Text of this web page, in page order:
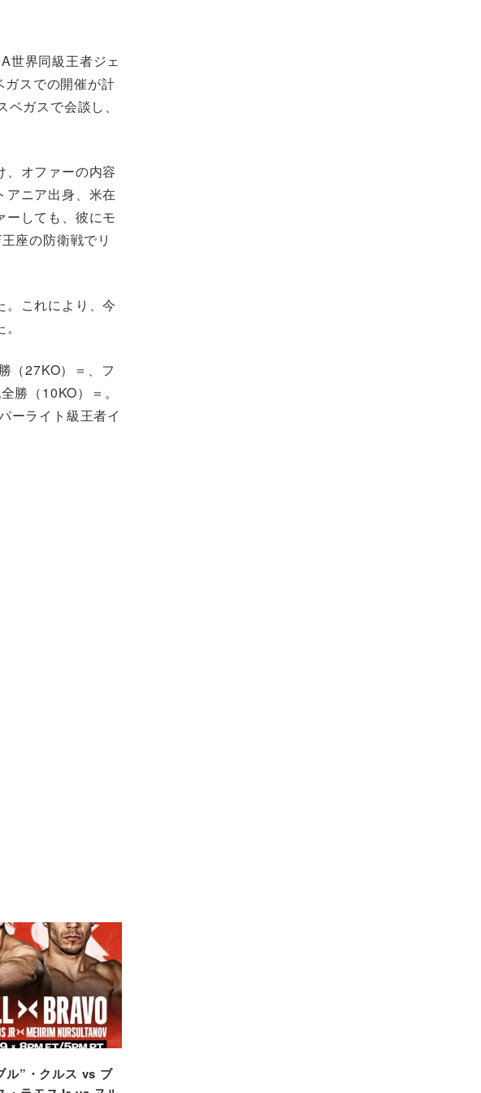
世界同級王者ジェ
スでの開催が計
ガスで会談し、
、オファーの内容
アニア出身、米在
ーしても、彼にモ
座の防衛戦でリ
。これにより、今
（27KO）＝、フ
勝（10KO）＝。
ーライト級王者イ
ル”・クルス vs ブ